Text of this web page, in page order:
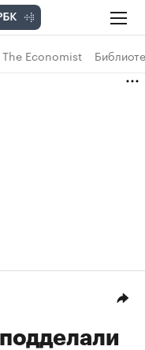
The Economist